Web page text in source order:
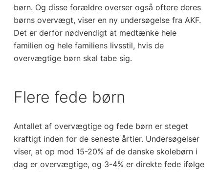
børn. Og disse forældre overser også oftere deres
børns overvægt, viser en ny undersøgelse fra AKF.
Det er derfor nødvendigt at medtænke hele
familien og hele familiens livsstil, hvis de
overvægtige børn skal tabe sig.
Flere fede børn
Antallet af overvægtige og fede børn er steget
kraftigt inden for de seneste årtier. Undersøgelser
viser, at op mod 15-20% af de danske skolebørn i
dag er overvægtige, og 3-4% er direkte fede ifølge